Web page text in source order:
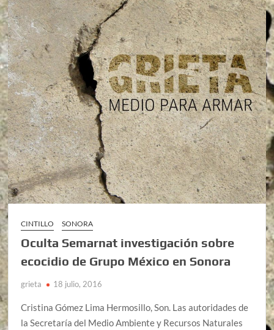
CINTILLO SONORA
Oculta Semarnat investigación sobre
ecocidio de Grupo México en Sonora
grieta 18 julio, 2016
Cristina Gómez Lima Hermosillo, Son. Las autoridades de
la Secretaría del Medio Ambiente y Recursos Naturales